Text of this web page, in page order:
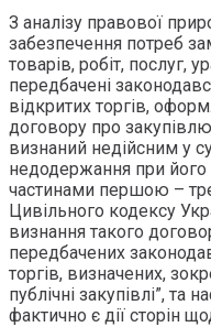
З аналізу правової
забезпечення потреб
товарів, робіт, послуг,
передбачені
відкритих торгів,
договору про
визнаний недійсним у
недодержання при
частинами першою –
Цивільного кодексу
визнання такого
передбачених
торгів, визначених,
публічні закупівлі”, та
фактично є дії сторін